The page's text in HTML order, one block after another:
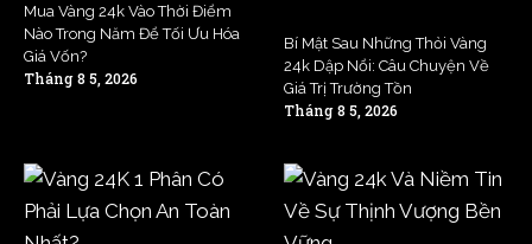
Mua Vàng 24k Vào Thời Điểm
Nào Trong Năm Để Tối Ưu Hóa
Giá Vốn?
Tháng 8 5, 2026
Bí Mật Sau Những Thỏi Vàng
24k Dập Nổi: Câu Chuyện Về
Giá Trị Trường Tồn
Tháng 8 5, 2026